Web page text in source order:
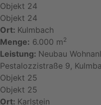
Objekt 24
Objekt 24
Ort: Kulmbach
Menge: 6.000 m2
Leistung: Neubau
Pestalozzistraße 9,
Objekt 25
Objekt 25
Ort: Karlstein